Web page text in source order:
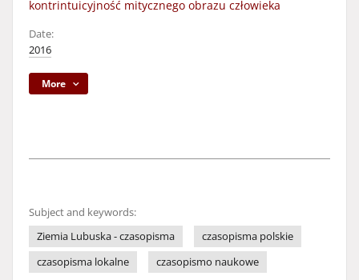
kontrintuicyjność mitycznego obrazu człowieka
Date:
2016
More
Subject and keywords:
Ziemia Lubuska - czasopisma
czasopisma polskie
czasopisma lokalne
czasopismo naukowe